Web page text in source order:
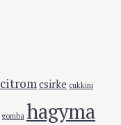
citromcsirke cukkini
gomba hagyma